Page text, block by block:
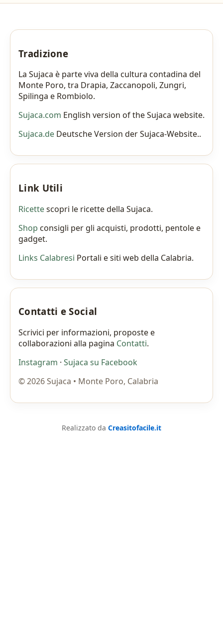
Tradizione
La Sujaca è parte viva della cultura contadina del
Monte Poro, tra Drapia, Zaccanopoli, Zungri,
Spilinga e Rombiolo.
Sujaca.com English version of the Sujaca website.
Sujaca.de Deutsche Version der Sujaca-Website..
Link Utili
Ricettescopri le ricette della Sujaca.
Shop consigli per gli acquisti, prodotti, pentole e
gadget.
Links Calabresi Portali e siti web della Calabria.
Contatti e Social
Scrivici per informazioni, proposte e
collaborazioni alla pagina Contatti.
Instagram · Sujaca su Facebook
©2026Sujaca • Monte Poro, Calabria
Realizzato da Creasitofacile.it